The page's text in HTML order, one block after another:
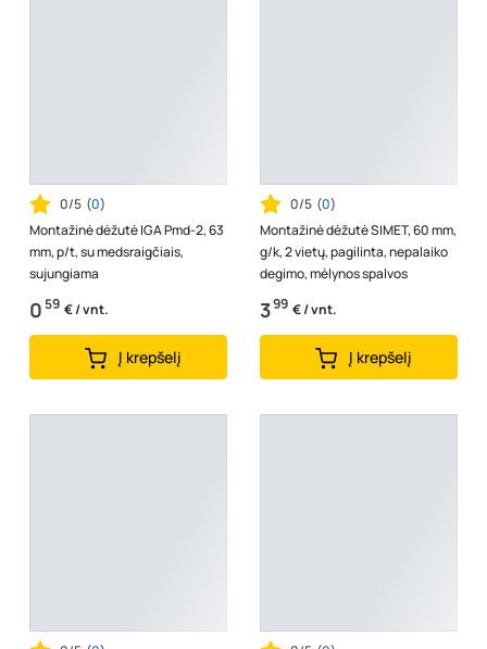
0/5 (0)
Montažinė dėžutė IGA Pmd-2, 63
mm, p/t, su medsraigčiais,
sujungiama
059 € / vnt.
Į krepšelį
0/5 (0)
Montažinė dėžutė SIMET, 60 mm,
g/k, 2 vietų, pagilinta, nepalaiko
degimo, mėlynos spalvos
399 € / vnt.
Į krepšelį